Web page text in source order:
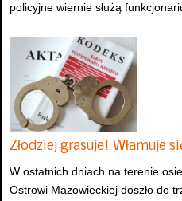
policyjne wiernie służą
Złodziej grasuje! Włamuje
W ostatnich dniach na terenie
Ostrowi Mazowieckiej doszło do